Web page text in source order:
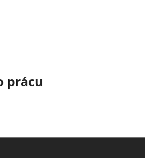
prácu